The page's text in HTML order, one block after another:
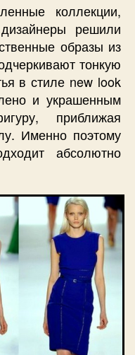
коллекции,
решили
образы из
тонкую
в стиле new look
и украшенным
приближая
Именно поэтому
абсолютно